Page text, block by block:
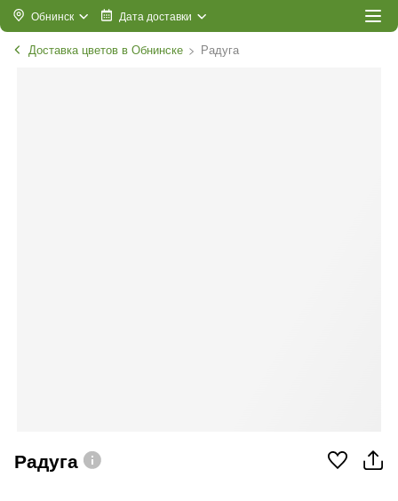
Обнинск Дата доставки
Доставка цветов в Обнинске Радуга
Радуга